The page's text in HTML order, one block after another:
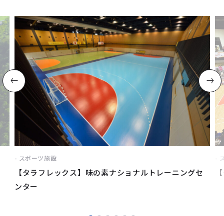
スポーツ施設
【タラフレックス】味の素ナショナルトレーニングセ
ンター